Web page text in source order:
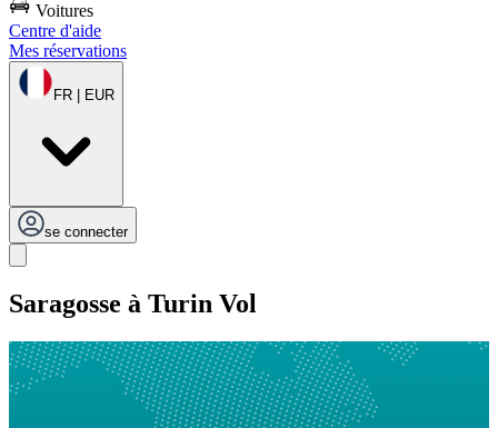
Voitures
Centre d'aide
Mes réservations
FR | EUR
se connecter
Saragosse à Turin Vol